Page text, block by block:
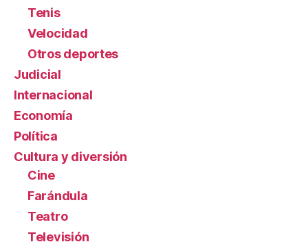
Tenis
Velocidad
Otros deportes
Judicial
Internacional
Economía
Política
Cultura y diversión
Cine
Farándula
Teatro
Televisión